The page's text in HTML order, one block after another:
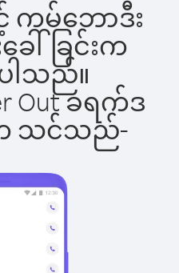
င့် ကမ်ဘောဒီး
ေါ်ခြင်းက
သည်။
Out ခရက်ဒ
က သင်သည်-